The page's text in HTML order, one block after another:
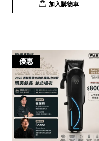
加入購物車
優惠